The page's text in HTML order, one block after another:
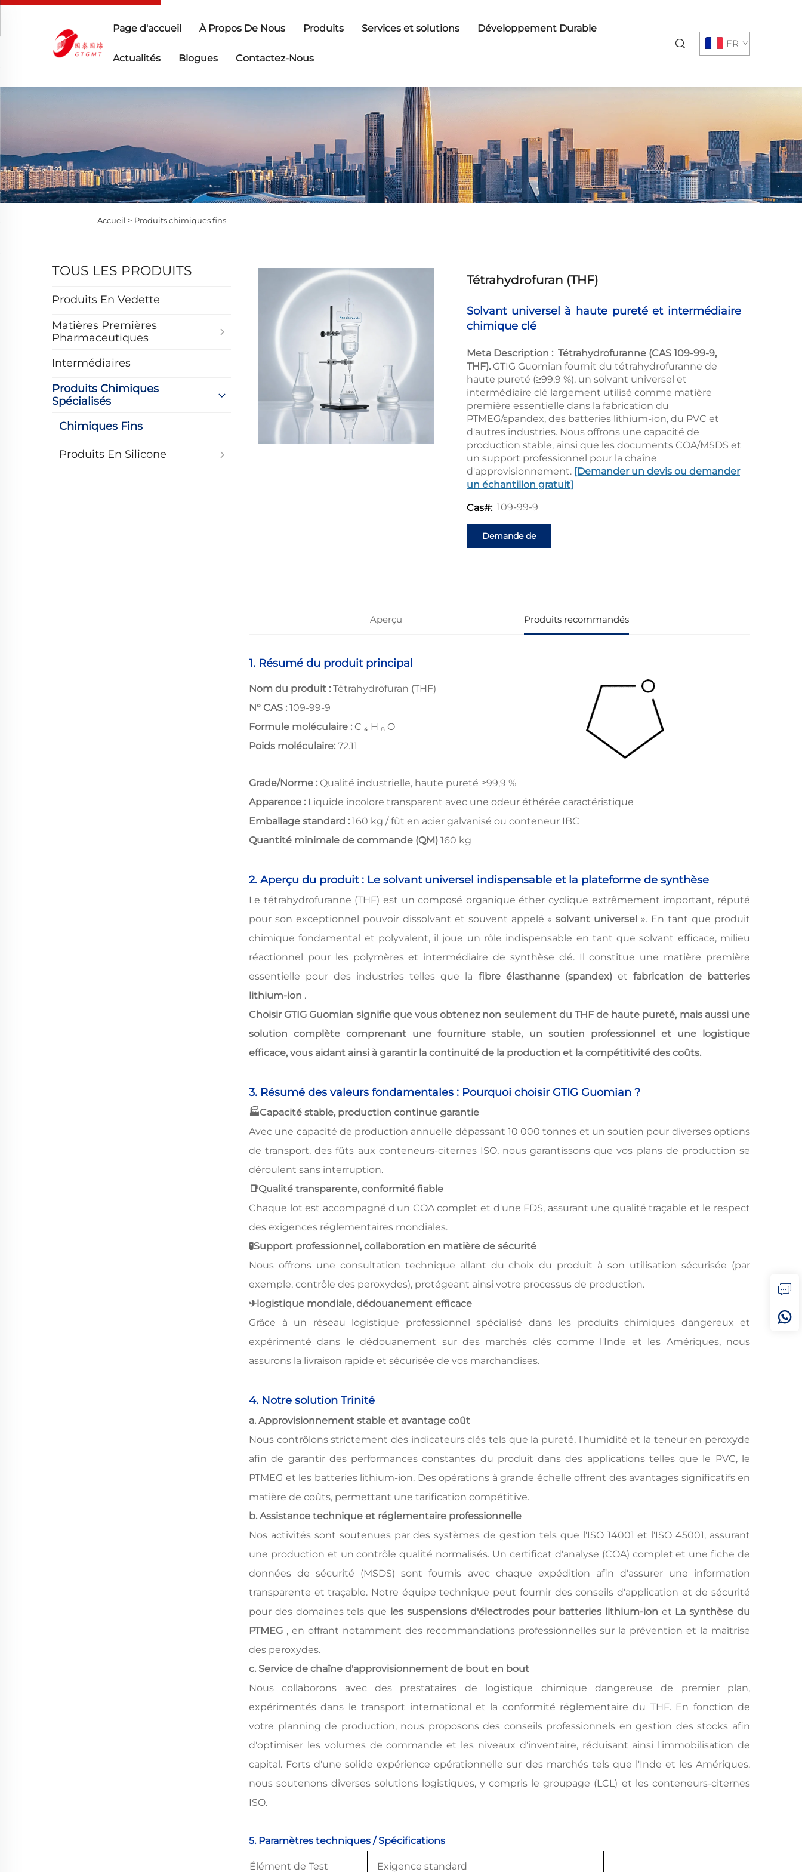
Page d'accueil À Propos De Nous Produits Services et solutions Développement Durable
Actualités Blogues Contactez-Nous
FR
Accueil > Produits chimiques fins
TOUS LES PRODUITS
Produits En Vedette
Matières Premières
Pharmaceutiques
Intermédiaires
Produits Chimiques
Spécialisés
Chimiques Fins
Produits En Silicone
Tétrahydrofuran (THF)
Solvant universel à haute pureté et intermédiaire
chimique clé
Meta Description : Tétrahydrofuranne (CAS 109-99-9,
THF). GTIG Guomian fournit du tétrahydrofuranne de
haute pureté (≥99,9 %), un solvant universel et
intermédiaire clé largement utilisé comme matière
première essentielle dans la fabrication du
PTMEG/spandex, des batteries lithium-ion, du PVC et
d'autres industries. Nous offrons une capacité de
production stable, ainsi que les documents COA/MSDS et
un support professionnel pour la chaîne
d'approvisionnement. [Demander un devis ou demander
un échantillon gratuit]
Cas#: 109-99-9
Demande de
Aperçu Produits recommandés
1. Résumé du produit principal
Nom du produit : Tétrahydrofuran (THF)
N° CAS : 109-99-9
Formule moléculaire : C ₄ H ₈ O
Poids moléculaire: 72.11
Grade/Norme : Qualité industrielle, haute pureté ≥99,9 %
Apparence : Liquide incolore transparent avec une odeur éthérée caractéristique
Emballage standard : 160 kg / fût en acier galvanisé ou conteneur IBC
Quantité minimale de commande (QM) 160 kg
2. Aperçu du produit : Le solvant universel indispensable et la plateforme de synthèse
Le tétrahydrofuranne (THF) est un composé organique éther cyclique extrêmement important, réputé
pour son exceptionnel pouvoir dissolvant et souvent appelé «solvant universel ». En tant que produit
chimique fondamental et polyvalent, il joue un rôle indispensable en tant que solvant efficace, milieu
réactionnel pour les polymères et intermédiaire de synthèse clé. Il constitue une matière première
essentielle pour des industries telles que la fibre élasthanne (spandex) et fabrication de batteries
lithium-ion .
Choisir GTIG Guomian signifie que vous obtenez non seulement du THF de haute pureté, mais aussi une
solution complète comprenant une fourniture stable, un soutien professionnel et une logistique
efficace, vous aidant ainsi à garantir la continuité de la production et la compétitivité des coûts.
3. Résumé des valeurs fondamentales : Pourquoi choisir GTIG Guomian ?
🏭Capacité stable, production continue garantie
Avec une capacité de production annuelle dépassant 10 000 tonnes et un soutien pour diverses options
de transport, des fûts aux conteneurs-citernes ISO, nous garantissons que vos plans de production se
déroulent sans interruption.
📑Qualité transparente, conformité fiable
Chaque lot est accompagné d'un COA complet et d'une FDS, assurant une qualité traçable et le respect
des exigences réglementaires mondiales.
🧪Support professionnel, collaboration en matière de sécurité
Nous offrons une consultation technique allant du choix du produit à son utilisation sécurisée (par
exemple, contrôle des peroxydes), protégeant ainsi votre processus de production.
✈logistique mondiale, dédouanement efficace
Grâce à un réseau logistique professionnel spécialisé dans les produits chimiques dangereux et
expérimenté dans le dédouanement sur des marchés clés comme l'Inde et les Amériques, nous
assurons la livraison rapide et sécurisée de vos marchandises.
4. Notre solution Trinité
a. Approvisionnement stable et avantage coût
Nous contrôlons strictement des indicateurs clés tels que la pureté, l'humidité et la teneur en peroxyde
afin de garantir des performances constantes du produit dans des applications telles que le PVC, le
PTMEG et les batteries lithium-ion. Des opérations à grande échelle offrent des avantages significatifs en
matière de coûts, permettant une tarification compétitive.
b. Assistance technique et réglementaire professionnelle
Nos activités sont soutenues par des systèmes de gestion tels que l'ISO 14001 et l'ISO 45001, assurant
une production et un contrôle qualité normalisés. Un certificat d'analyse (COA) complet et une fiche de
données de sécurité (MSDS) sont fournis avec chaque expédition afin d'assurer une information
transparente et traçable. Notre équipe technique peut fournir des conseils d'application et de sécurité
pour des domaines tels que les suspensions d'électrodes pour batteries lithium-ion et La synthèse du
PTMEG , en offrant notamment des recommandations professionnelles sur la prévention et la maîtrise
des peroxydes.
c. Service de chaîne d'approvisionnement de bout en bout
Nous collaborons avec des prestataires de logistique chimique dangereuse de premier plan,
expérimentés dans le transport international et la conformité réglementaire du THF. En fonction de
votre planning de production, nous proposons des conseils professionnels en gestion des stocks afin
d'optimiser les volumes de commande et les niveaux d'inventaire, réduisant ainsi l'immobilisation de
capital. Forts d'une solide expérience opérationnelle sur des marchés tels que l'Inde et les Amériques,
nous soutenons diverses solutions logistiques, y compris le groupage (LCL) et les conteneurs-citernes
ISO.
5. Paramètres techniques / Spécifications
Élément de Test Exigence standard